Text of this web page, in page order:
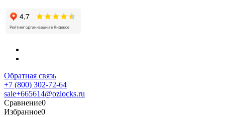
Обратная связь
+7 (800) 302-72-64
sale+665614@ozlocks.ru
Сравнение0
Избранное0